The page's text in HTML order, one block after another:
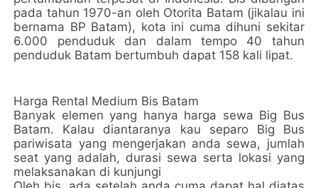
pada tahun 1970-an oleh Otorita Batam (jikalau ini
bernama BP Batam), kota ini cuma dihuni sekitar
6.000 penduduk dan dalam tempo 40 tahun
penduduk Batam bertumbuh dapat 158 kali lipat.
Harga Rental Medium Bis Batam
Banyak elemen yang hanya harga sewa Big Bus
Batam. Kalau diantaranya kau separo Big Bus
pariwisata yang mengerjakan anda sewa, jumlah
seat yang adalah, durasi sewa serta lokasi yang
melaksanakan di kunjungi